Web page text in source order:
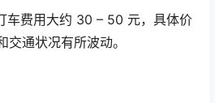
车费用大约 30 – 50 元，具体价
通状况有所波动。